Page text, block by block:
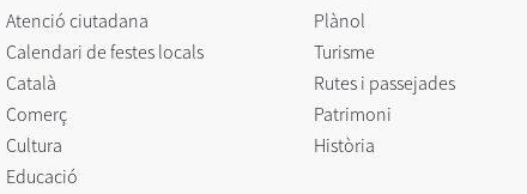
Atenció ciutadana
Calendari de festes locals
Català
Comerç
Cultura
Educació
Plànol
Turisme
Rutes i passejades
Patrimoni
Història